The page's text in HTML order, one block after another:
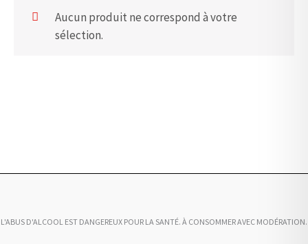
Aucun produit ne correspond à votre
sélection.
L'ABUS D'ALCOOL EST DANGEREUX POUR LA SANTÉ. À CONSOMMER AVEC MODÉRATION.